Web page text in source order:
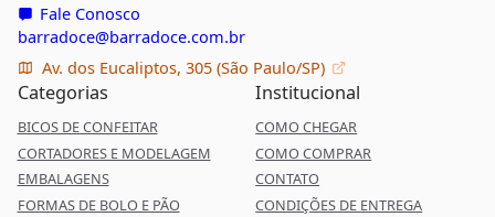
Fale Conosco
barradoce@barradoce.com.br
Av. dos Eucaliptos, 305 (São Paulo/SP)
Categorias
BICOS DE CONFEITAR
CORTADORES E MODELAGEM
EMBALAGENS
FORMAS DE BOLO E PÃO
Institucional
COMO CHEGAR
COMO COMPRAR
CONTATO
CONDIÇÕES DE ENTREGA